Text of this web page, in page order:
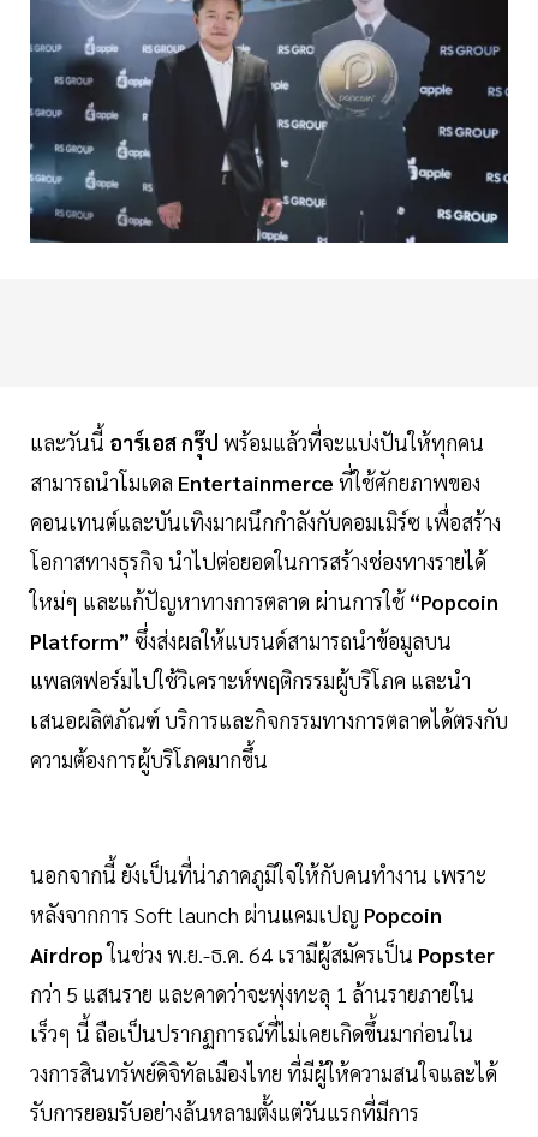
และวันนี้ อาร์เอส กรุ๊ป พร้อมแล้วที่จะแบ่งปันให้ทุกคน
สามารถนำโมเดล Entertainmerce ที่ใช้ศักยภาพของ
คอนเทนต์และบันเทิงมาผนึกกำลังกับคอมเมิร์ซ เพื่อสร้าง
โอกาสทางธุรกิจ นำไปต่อยอดในการสร้างช่องทางรายได้
ใหม่ๆ และแก้ปัญหาทางการตลาด ผ่านการใช้“Popcoin
Platform” ซึ่งส่งผลให้แบรนด์สามารถนำข้อมูลบน
แพลตฟอร์มไปใช้วิเคราะห์พฤติกรรมผู้บริโภค และนำ
เสนอผลิตภัณฑ์ บริการและกิจกรรมทางการตลาดได้ตรงกับ
ความต้องการผู้บริโภคมากขึ้น
นอกจากนี้ ยังเป็นที่น่าภาคภูมิใจให้กับคนทำงาน เพราะ
หลังจากการ Soft launch ผ่านแคมเปญ Popcoin
Airdropในช่วง พ.ย.-ธ.ค. 64 เรามีผู้สมัครเป็น Popster
กว่า 5 แสนราย และคาดว่าจะพุ่งทะลุ 1 ล้านรายภายใน
เร็วๆ นี้ ถือเป็นปรากฏการณ์ที่ไม่เคยเกิดขึ้นมาก่อนใน
วงการสินทรัพย์ดิจิทัลเมืองไทย ที่มีผู้ให้ความสนใจและได้
รับการยอมรับอย่างล้นหลามตั้งแต่วันแรกที่มีการ